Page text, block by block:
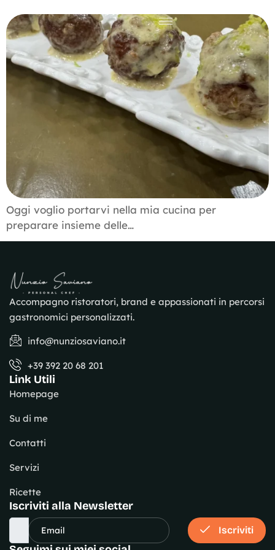
Oggi voglio portarvi nella mia cucina per
preparare insieme delle…
Accompagno ristoratori, brand e appassionati in percorsi
gastronomici personalizzati.
info@nunziosaviano.it
+39 392 20 68 201
Link Utili
Homepage
Su di me
Contatti
Servizi
Ricette
Iscriviti alla Newsletter
Iscriviti